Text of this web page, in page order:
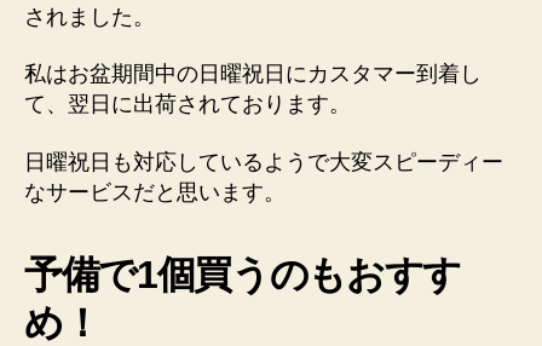
されました。
私はお盆期間中の日曜祝日にカスタマー到着し
て、翌日に出荷されております。
日曜祝日も対応しているようで大変スピーディー
なサービスだと思います。
予備で1個買うのもおすす
め！